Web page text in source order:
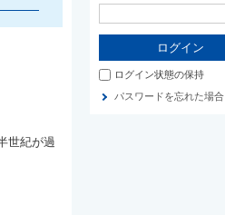
世紀が過
ログイン状態の保持
パスワードを忘れた場合